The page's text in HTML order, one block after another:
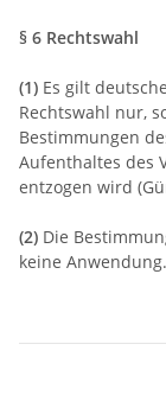
§ 6 Rechtswahl
(1) Es gilt
Rechtswahl nur,
Bestimmungen
Aufenthaltes des
entzogen wird
(2) Die
keine Anwendung.